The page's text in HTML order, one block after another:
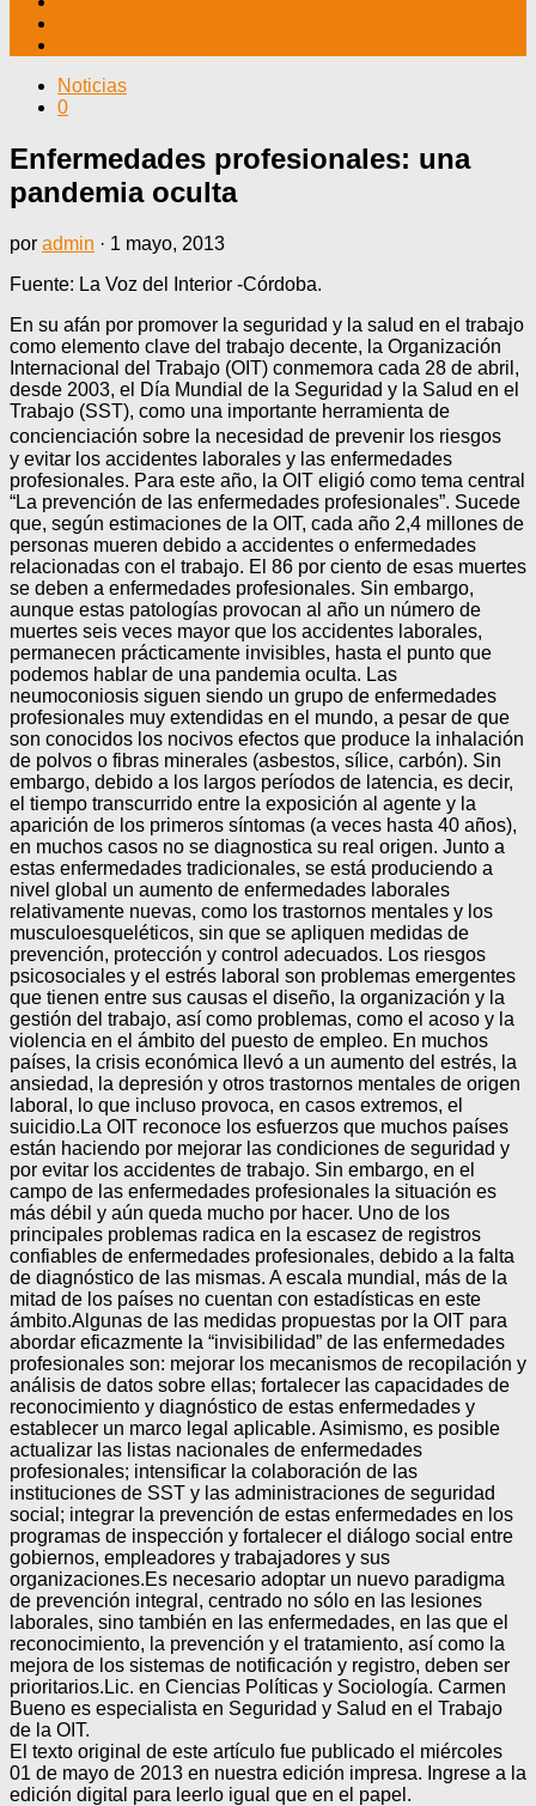
Noticias
0
Enfermedades profesionales: una
pandemia oculta
por admin · 1 mayo, 2013
Fuente: La Voz del Interior -Córdoba.
En su afán por promover la seguridad y la salud en el trabajo
como elemento clave del trabajo decente, la Organización
Internacional del Trabajo (OIT) conmemora cada 28 de abril,
desde 2003, el Día Mundial de la Seguridad y la Salud en el
Trabajo (SST), como una importante herramienta de
concienciación sobre la necesidad de prevenir los riesgos
y evitar los accidentes laborales y las enfermedades
profesionales. Para este año, la OIT eligió como tema central
“La prevención de las enfermedades profesionales”. Sucede
que, según estimaciones de la OIT, cada año 2,4 millones de
personas mueren debido a accidentes o enfermedades
relacionadas con el trabajo. El 86 por ciento de esas muertes
se deben a enfermedades profesionales. Sin embargo,
aunque estas patologías provocan al año un número de
muertes seis veces mayor que los accidentes laborales,
permanecen prácticamente invisibles, hasta el punto que
podemos hablar de una pandemia oculta. Las
neumoconiosis siguen siendo un grupo de enfermedades
profesionales muy extendidas en el mundo, a pesar de que
son conocidos los nocivos efectos que produce la inhalación
de polvos o fibras minerales (asbestos, sílice, carbón). Sin
embargo, debido a los largos períodos de latencia, es decir,
el tiempo transcurrido entre la exposición al agente y la
aparición de los primeros síntomas (a veces hasta 40 años),
en muchos casos no se diagnostica su real origen. Junto a
estas enfermedades tradicionales, se está produciendo a
nivel global un aumento de enfermedades laborales
relativamente nuevas, como los trastornos mentales y los
musculoesqueléticos, sin que se apliquen medidas de
prevención, protección y control adecuados. Los riesgos
psicosociales y el estrés laboral son problemas emergentes
que tienen entre sus causas el diseño, la organización y la
gestión del trabajo, así como problemas, como el acoso y la
violencia en el ámbito del puesto de empleo. En muchos
países, la crisis económica llevó a un aumento del estrés, la
ansiedad, la depresión y otros trastornos mentales de origen
laboral, lo que incluso provoca, en casos extremos, el
suicidio.La OIT reconoce los esfuerzos que muchos países
están haciendo por mejorar las condiciones de seguridad y
por evitar los accidentes de trabajo. Sin embargo, en el
campo de las enfermedades profesionales la situación es
más débil y aún queda mucho por hacer. Uno de los
principales problemas radica en la escasez de registros
confiables de enfermedades profesionales, debido a la falta
de diagnóstico de las mismas. A escala mundial, más de la
mitad de los países no cuentan con estadísticas en este
ámbito.Algunas de las medidas propuestas por la OIT para
abordar eficazmente la “invisibilidad” de las enfermedades
profesionales son: mejorar los mecanismos de recopilación y
análisis de datos sobre ellas; fortalecer las capacidades de
reconocimiento y diagnóstico de estas enfermedades y
establecer un marco legal aplicable. Asimismo, es posible
actualizar las listas nacionales de enfermedades
profesionales; intensificar la colaboración de las
instituciones de SST y las administraciones de seguridad
social; integrar la prevención de estas enfermedades en los
programas de inspección y fortalecer el diálogo social entre
gobiernos, empleadores y trabajadores y sus
organizaciones.Es necesario adoptar un nuevo paradigma
de prevención integral, centrado no sólo en las lesiones
laborales, sino también en las enfermedades, en las que el
reconocimiento, la prevención y el tratamiento, así como la
mejora de los sistemas de notificación y registro, deben ser
prioritarios.Lic. en Ciencias Políticas y Sociología. Carmen
Bueno es especialista en Seguridad y Salud en el Trabajo
de la OIT.
El texto original de este artículo fue publicado el miércoles
01 de mayo de 2013 en nuestra edición impresa. Ingrese a la
edición digital para leerlo igual que en el papel.